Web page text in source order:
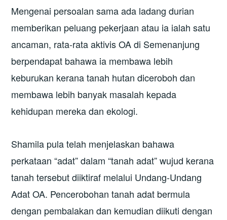
Mengenai persoalan sama ada ladang durian
memberikan peluang pekerjaan atau ia ialah satu
ancaman, rata-rata aktivis OA di Semenanjung
berpendapat bahawa ia membawa lebih
keburukan kerana tanah hutan diceroboh dan
membawa lebih banyak masalah kepada
kehidupan mereka dan ekologi.
Shamila pula telah menjelaskan bahawa
perkataan “adat” dalam “tanah adat” wujud kerana
tanah tersebut diiktiraf melalui Undang-Undang
Adat OA. Pencerobohan tanah adat bermula
dengan pembalakan dan kemudian diikuti dengan